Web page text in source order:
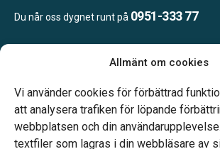
Allmänt om cookies
Vi använder cookies för förbättrad
att analysera trafiken för löpande
webbplatsen och din
textfiler som lagras i din webbläsare av
Du når oss dygnet runt på 0951-333 77
Ring eller mejla oss för att boka en tid.